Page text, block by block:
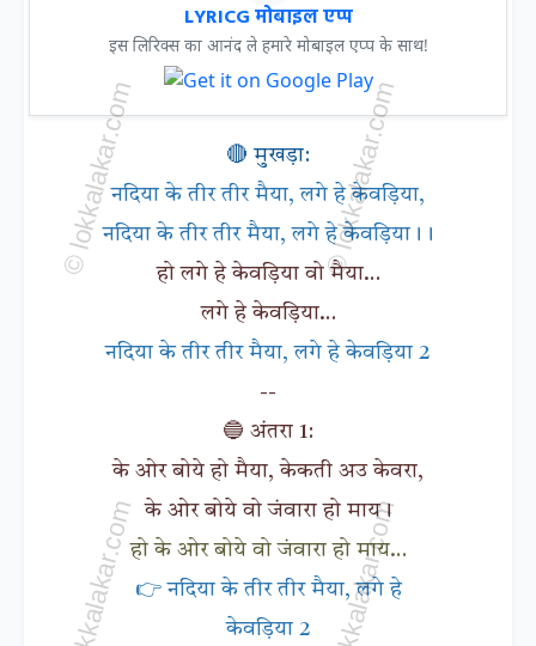
LYRICG मोबाइल एप्प
इस लिरिक्स का आनंद ले हमारे मोबाइल एप्प के साथ!
🔴 मुखड़ा:
नदिया के तीर तीर मैया, लगे हे केवड़िया,
नदिया के तीर तीर मैया, लगे हे केवड़िया।।
हो लगे हे केवड़िया वो मैया…
लगे हे केवड़िया…
नदिया के तीर तीर मैया, लगे हे केवड़िया 2
--
🔵 अंतरा 1:
के ओर बोये हो मैया, केकती अउ केवरा,
के ओर बोये वो जंवारा हो माय।
हो के ओर बोये वो जंवारा हो माय…
👉 नदिया के तीर तीर मैया, लगे हे
केवड़िया 2